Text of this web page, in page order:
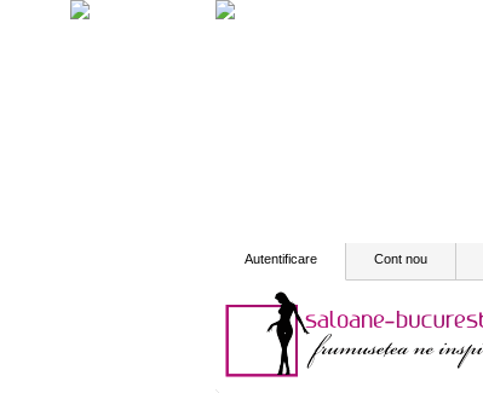
Autentificare Cont nou